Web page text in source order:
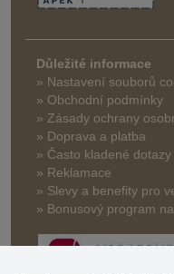
Důležité informace
» Nastavení souborů
» Obchodní podmínky
» Zásady ochrany
» Doprava a platba
» Často kladené dotazy
» Reklamace
» Slevy a benefity pro
» Bonusový program